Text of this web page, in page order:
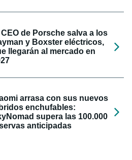
CEO de Porsche salva a los
y Boxster eléctricos,
llegarán al mercado en
arrasa con sus nuevos
enchufables:
supera las 100.000
anticipadas